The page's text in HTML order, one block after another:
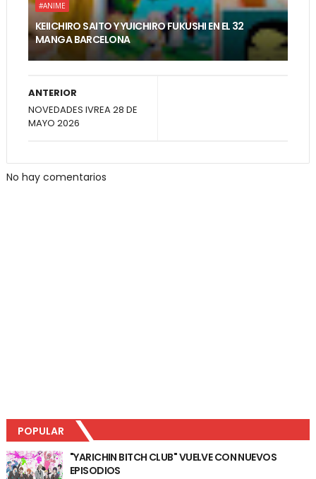
#ANIME
KEIICHIRO SAITO Y YUICHIRO FUKUSHI EN EL 32
MANGA BARCELONA
ANTERIOR
NOVEDADES IVREA 28 DE
MAYO 2026
No hay comentarios
POPULAR
"YARICHIN BITCH CLUB" VUELVE CON NUEVOS
EPISODIOS